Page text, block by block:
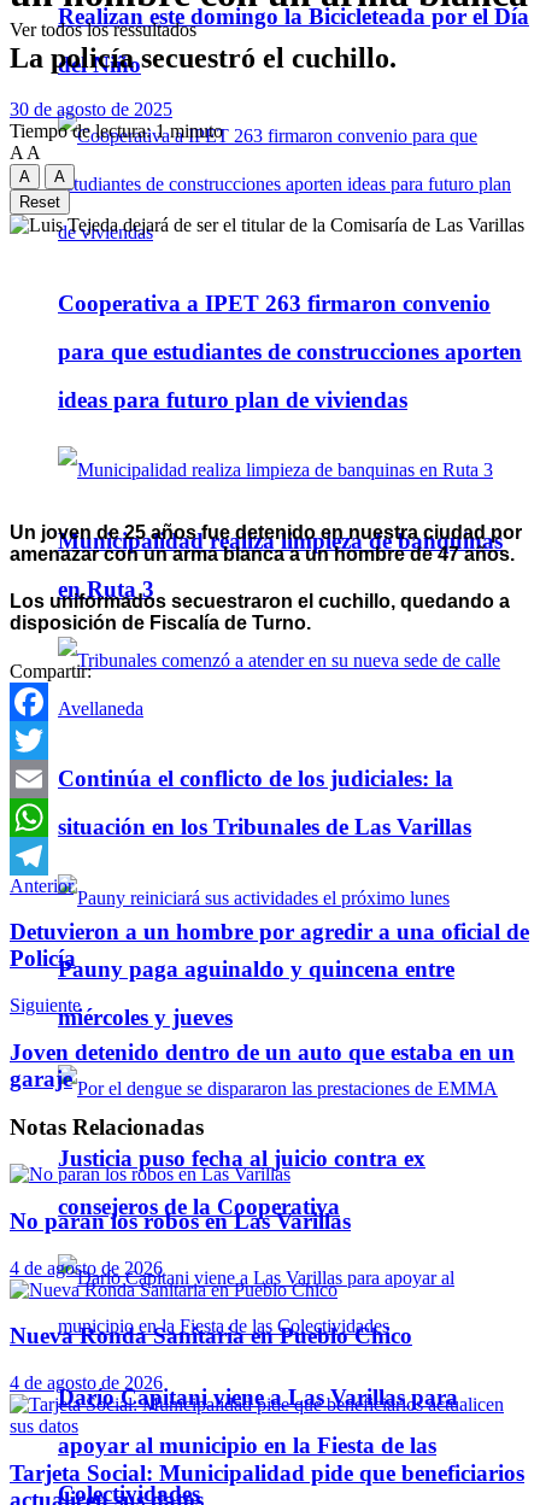
Realizan este domingo la Bicicleteada por el Día
del Niño
Cooperativa a IPET 263 firmaron convenio
para que estudiantes de construcciones aporten
ideas para futuro plan de viviendas
Municipalidad realiza limpieza de banquinas
en Ruta 3
Continúa el conflicto de los judiciales: la
situación en los Tribunales de Las Varillas
Pauny paga aguinaldo y quincena entre
miércoles y jueves
Justicia puso fecha al juicio contra ex
consejeros de la Cooperativa
Darío Capitani viene a Las Varillas para
apoyar al municipio en la Fiesta de las
Colectividades
Ver todos los ressultados
La policía secuestró el cuchillo.
30 de agosto de 2025
Tiempo de lectura: 1 minuto
A A
A
A
Reset
Un joven de 25 años fue detenido en nuestra ciudad por
amenazar con un arma blanca a un hombre de 47 años.
Los uniformados secuestraron el cuchillo, quedando a
disposición de Fiscalía de Turno.
Compartir:
Facebook
Twitter
Email
WhatsApp
Telegram
Anterior
Detuvieron a un hombre por agredir a una oficial de
Policía
Siguiente
Joven detenido dentro de un auto que estaba en un
garaje
Notas Relacionadas
No paran los robos en Las Varillas
4 de agosto de 2026
Nueva Ronda Sanitaria en Pueblo Chico
4 de agosto de 2026
Tarjeta Social: Municipalidad pide que beneficiarios
actualicen sus datos